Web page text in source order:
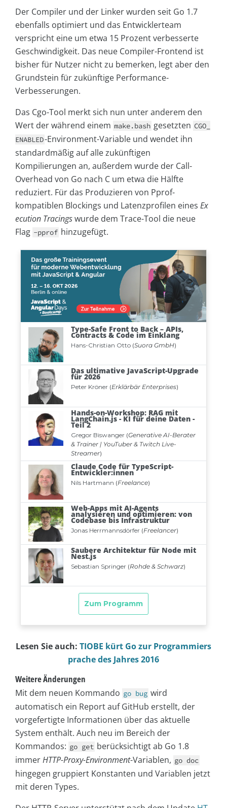
Der Compiler und der Linker wurden seit Go 1.7
ebenfalls optimiert und das Entwicklerteam
verspricht eine um etwa 15 Prozent verbesserte
Geschwindigkeit. Das neue Compiler-Frontend ist
bisher für Nutzer nicht zu bemerken, legt aber den
Grundstein für zukünftige Performance-
Verbesserungen.
Das Cgo-Tool merkt sich nun unter anderem den
Wert der während einem make.bash gesetzten CGO_
ENABLED-Environment-Variable und wendet ihn
standardmäßig auf alle zukünftigen
Kompilierungen an, außerdem wurde der Call-
Overhead von Go nach C um etwa die Hälfte
reduziert. Für das Produzieren von Pprof-
kompatiblen Blockings und Latenzprofilen eines Ex
ecution Tracingswurde dem Trace-Tool die neue
Flag -pprof hinzugefügt.
Lesen Sie auch: TIOBE kürt Go zur Programmiers
prache des Jahres 2016
Weitere Änderungen
Mit dem neuen Kommando go bug wird
automatisch ein Report auf GitHub erstellt, der
vorgefertigte Informationen über das aktuelle
System enthält. Auch neu im Bereich der
Kommandos: go get berücksichtigt ab Go 1.8
immerHTTP-Proxy-Environment-Variablen, go doc
hingegen gruppiert Konstanten und Variablen jetzt
mit deren Types.